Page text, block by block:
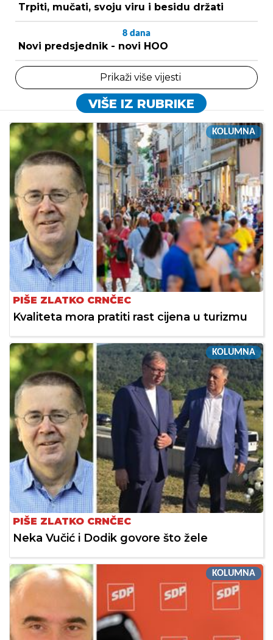
Trpiti, mučati, svoju viru i besidu držati
8 dana
Novi predsjednik - novi HOO
Prikaži više vijesti
VIŠE IZ RUBRIKE
KOLUMNA
PIŠE ZLATKO CRNČEC
Kvaliteta mora pratiti rast cijena u turizmu
KOLUMNA
PIŠE ZLATKO CRNČEC
Neka Vučić i Dodik govore što žele
KOLUMNA